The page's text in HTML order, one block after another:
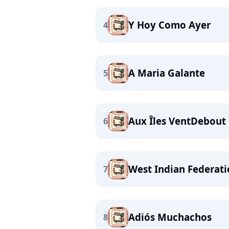
4 Y Hoy Como Ayer
5 A Maria Galante
6 Aux Îles VentDebout
7 West Indian
8 Adiós Muchachos